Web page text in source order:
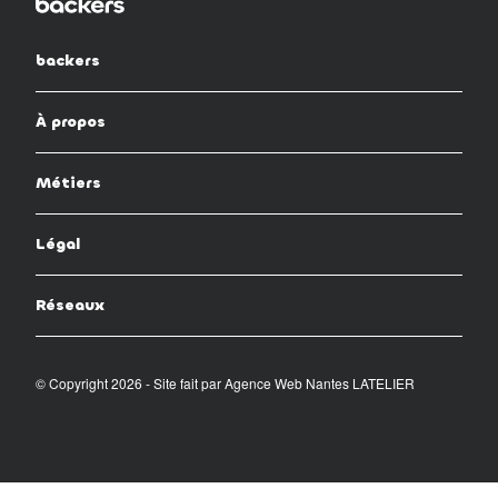
backers
À propos
Métiers
Légal
Réseaux
© Copyright 2026 - Site fait parAgence Web Nantes LATELIER